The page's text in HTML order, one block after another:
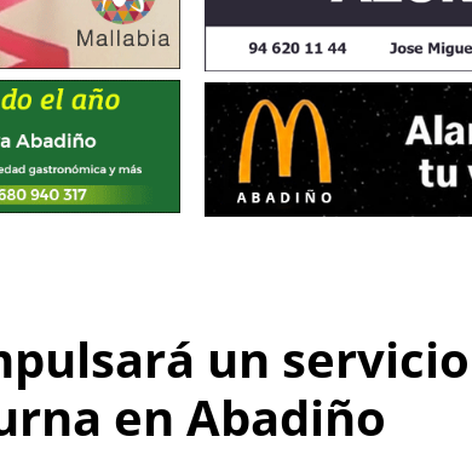
un servicio
en Abadiño